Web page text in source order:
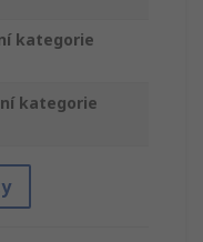
kategorie
kategorie